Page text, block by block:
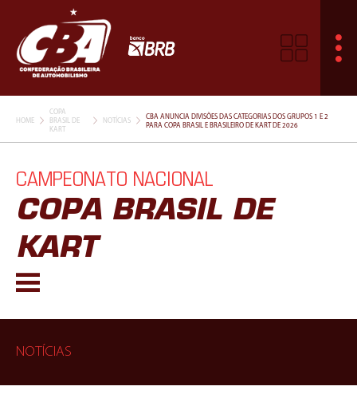
HOME
COPA
BRASIL DE
KART
NOTÍCIAS
CBA ANUNCIA DIVISÕES DAS CATEGORIAS DOS GRUPOS 1 E 2
PARA COPA BRASIL E BRASILEIRO DE KART DE 2026
CAMPEONATO NACIONAL
COPA BRASIL DE
KART
NOTÍCIAS